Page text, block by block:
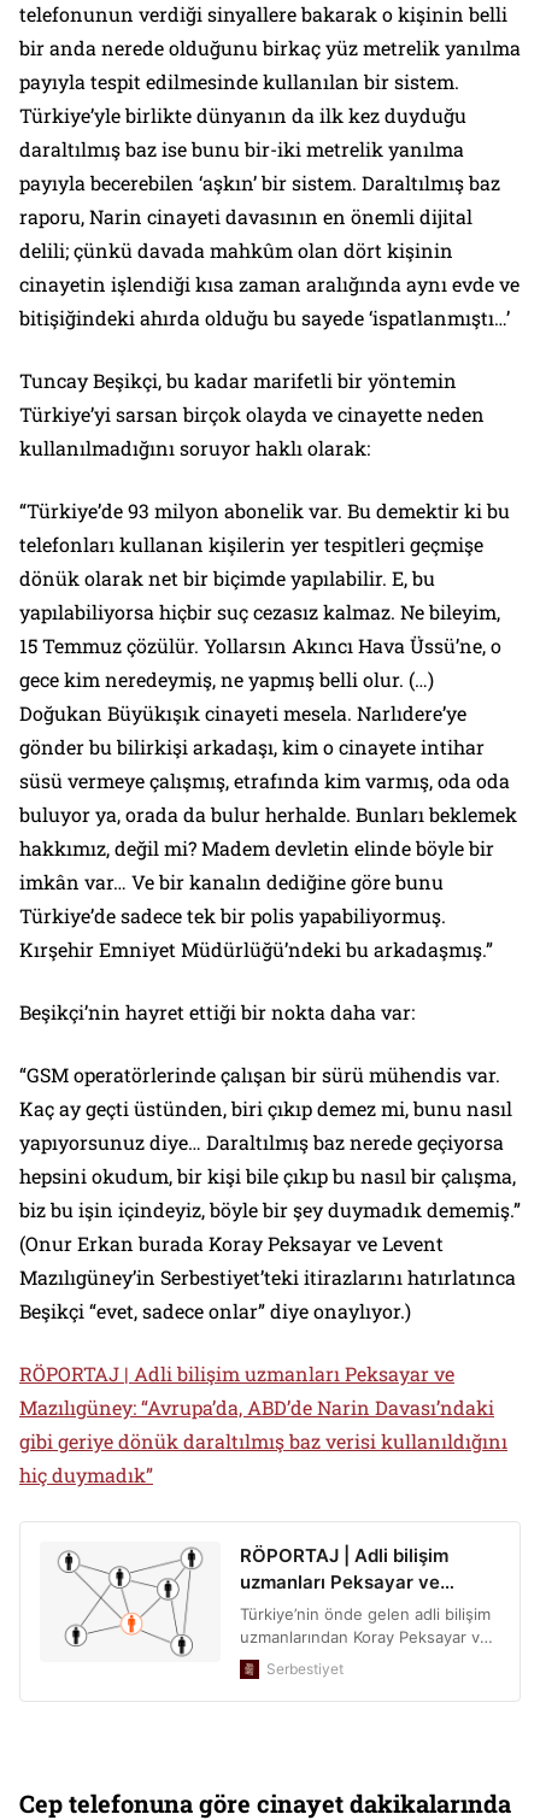
telefonunun verdiği sinyallere bakarak o kişinin belli
bir anda nerede olduğunu birkaç yüz metrelik yanılma
payıyla tespit edilmesinde kullanılan bir sistem.
Türkiye’yle birlikte dünyanın da ilk kez duyduğu
daraltılmış baz ise bunu bir-iki metrelik yanılma
payıyla becerebilen ‘aşkın’ bir sistem. Daraltılmış baz
raporu, Narin cinayeti davasının en önemli dijital
delili; çünkü davada mahkûm olan dört kişinin
cinayetin işlendiği kısa zaman aralığında aynı evde ve
bitişiğindeki ahırda olduğu bu sayede ‘ispatlanmıştı…’
Tuncay Beşikçi, bu kadar marifetli bir yöntemin
Türkiye’yi sarsan birçok olayda ve cinayette neden
kullanılmadığını soruyor haklı olarak:
“Türkiye’de 93 milyon abonelik var. Bu demektir ki bu
telefonları kullanan kişilerin yer tespitleri geçmişe
dönük olarak net bir biçimde yapılabilir. E, bu
yapılabiliyorsa hiçbir suç cezasız kalmaz. Ne bileyim,
15 Temmuz çözülür. Yollarsın Akıncı Hava Üssü’ne, o
gece kim neredeymiş, ne yapmış belli olur. (…)
Doğukan Büyükışık cinayeti mesela. Narlıdere’ye
gönder bu bilirkişi arkadaşı, kim o cinayete intihar
süsü vermeye çalışmış, etrafında kim varmış, oda oda
buluyor ya, orada da bulur herhalde. Bunları beklemek
hakkımız, değil mi? Madem devletin elinde böyle bir
imkân var… Ve bir kanalın dediğine göre bunu
Türkiye’de sadece tek bir polis yapabiliyormuş.
Kırşehir Emniyet Müdürlüğü’ndeki bu arkadaşmış.”
Beşikçi’nin hayret ettiği bir nokta daha var:
“GSM operatörlerinde çalışan bir sürü mühendis var.
Kaç ay geçti üstünden, biri çıkıp demez mi, bunu nasıl
yapıyorsunuz diye… Daraltılmış baz nerede geçiyorsa
hepsini okudum, bir kişi bile çıkıp bu nasıl bir çalışma,
biz bu işin içindeyiz, böyle bir şey duymadık dememiş.”
(Onur Erkan burada Koray Peksayar ve Levent
Mazılıgüney’in Serbestiyet’teki itirazlarını hatırlatınca
Beşikçi “evet, sadece onlar” diye onaylıyor.)
RÖPORTAJ | Adli bilişim uzmanları Peksayar ve
Mazılıgüney: “Avrupa’da, ABD’de Narin Davası’ndaki
gibi geriye dönük daraltılmış baz verisi kullanıldığını
hiç duymadık”
Cep telefonuna göre cinayet dakikalarında